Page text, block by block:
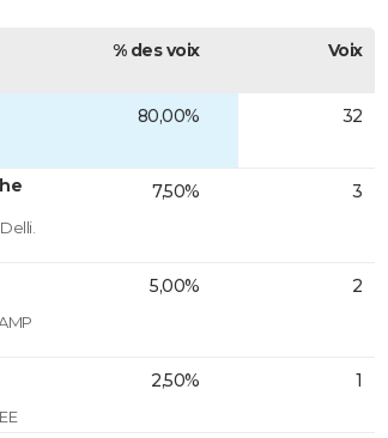
% des voix Voix
80,00% 32
7,50% 3
5,00% 2
2,50% 1